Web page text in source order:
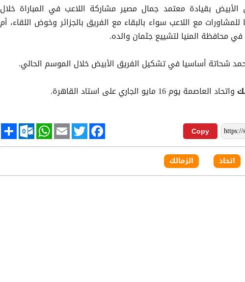
الأبيض بقيادة معتمد جمال مصير مشاركة اللاعب في المباراة خلال
للمشاورات مع اللاعب سواء بالبقاء مع الفريق بالجزائر وخوض اللقاء، أم
محافظة المنيا لتشييع جثمان والده.
شحاتة أساسيا في تشكيل الفريق الأبيض خلال الموسم الحالي.
واتحاد العاصمة يوم 16 مايو الجاري على استاد القاهرة.
Copy
Facebook
Twitter
Email
WhatsApp
Outlook.com
Share
اتحاد الزمالك